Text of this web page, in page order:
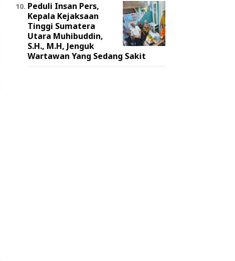
Peduli Insan Pers,
Kepala Kejaksaan
Tinggi Sumatera
Utara Muhibuddin,
S.H., M.H, Jenguk
Wartawan Yang Sedang Sakit